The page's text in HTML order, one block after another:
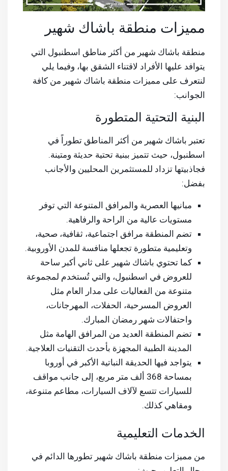
مميزات منطقة باشاك شهير
منطقة باشاك شهير من أكثر مناطق اسطنبول التي
يتوافد عليها الأفراد لاقتناء الشقق بها، وفيما يلي
لنتعرف على مميزات منطقة باشاك شهير من كافة
الجوانب:
البنية التحتية المتطورة
تعتبر باشاك شهير من أكثر المناطق تطوراً في
اسطنبول، حيث تتميز ببنية تحتية حديثة ومتينة.
فجاذبيتها تزداد للمستثمرين المحليين والأجانب
بفضل:
مبانيها العصرية والمرافق المتنوعة التي توفر
مستويات عالية من الراحة والرفاهية.
تضم المنطقة مرافق اجتماعية، ثقافية، صحية،
وتعليمية متطورة تجعلها منافسة للمدن الأوروبية.
كما تحتوي باشاك شهير على ثاني أكبر ساحة
للعروض في اسطنبول، والتي تُستخدم لمجموعة
متنوعة من الفعاليات على مدار العام مثل
العروض المسرحية، الحفلات، المهرجانات،
واحتفالات شهر رمضان المبارك.
تضم المنطقة العديد من المرافق الهامة مثل
المدينة الطبية المجهزة بأحدث التقنيات العلاجية.
يتواجد فيها الحديقة النباتية الأكبر في أوروبا
بمساحة 368 ألف متر مربع، إلى جانب مواقف
للسيارات تتسع لآلاف السيارات، مطاعم متنوعة،
ومقاهي كذلك.
الخدمات التعليمية
من مميزات منطقة باشاك شهير تطورها الدائم في